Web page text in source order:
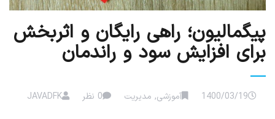
پیگمالیون؛ راهی رایگان و اثربخش
برای افزایش سود و راندمان
1400/03/19 آموزشی, مدیریت 0 نظر JAVADFK